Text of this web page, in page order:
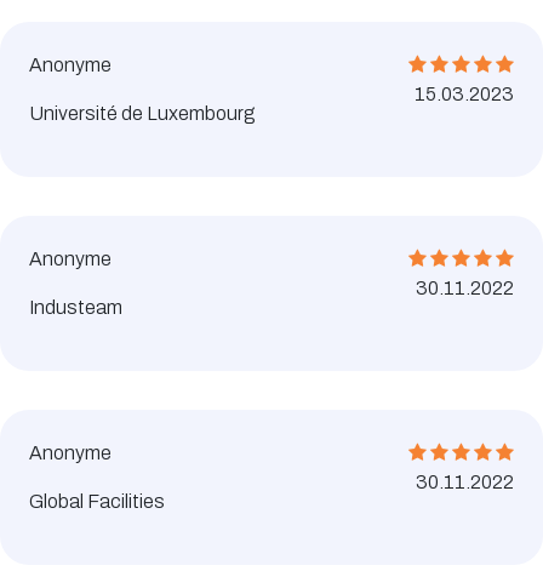
Anonyme
Université de Luxembourg
15.03.2023
Anonyme
Industeam
30.11.2022
Anonyme
Global Facilities
30.11.2022